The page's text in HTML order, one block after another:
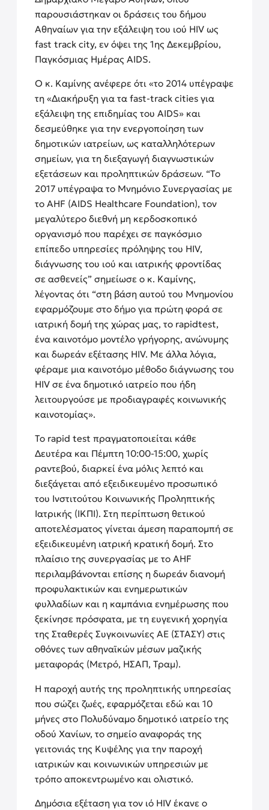
παρουσιάστηκαν οι δράσεις του δήμου
Αθηναίων για την εξάλειψη του ιού HIV ως
fast track city, εν όψει της 1ης Δεκεμβρίου,
Παγκόσμιας Ημέρας AIDS.
Ο κ. Καμίνης ανέφερε ότι «το 2014 υπέγραψε
τη «Διακήρυξη για τα fast-track cities για
εξάλειψη της επιδημίας του AIDS» και
δεσμεύθηκε για την ενεργοποίηση των
δημοτικών ιατρείων, ως καταλληλότερων
σημείων, για τη διεξαγωγή διαγνωστικών
εξετάσεων και προληπτικών δράσεων. “Το
2017 υπέγραψα το Μνημόνιο Συνεργασίας με
το AHF (AIDS Healthcare Foundation), τον
μεγαλύτερο διεθνή μη κερδοσκοπικό
οργανισμό που παρέχει σε παγκόσμιο
επίπεδο υπηρεσίες πρόληψης του HIV,
διάγνωσης του ιού και ιατρικής φροντίδας
σε ασθενείς” σημείωσε ο κ. Καμίνης,
λέγοντας ότι “στη βάση αυτού του Μνημονίου
εφαρμόζουμε στο δήμο για πρώτη φορά σε
ιατρική δομή της χώρας μας, το rapidtest,
ένα καινοτόμο μοντέλο γρήγορης, ανώνυμης
και δωρεάν εξέτασης HIV. Με άλλα λόγια,
φέραμε μια καινοτόμο μέθοδο διάγνωσης του
HIV σε ένα δημοτικό ιατρείο που ήδη
λειτουργούσε με προδιαγραφές κοινωνικής
καινοτομίας».
Το rapid test πραγματοποιείται κάθε
Δευτέρα και Πέμπτη 10:00-15:00, χωρίς
ραντεβού, διαρκεί ένα μόλις λεπτό και
διεξάγεται από εξειδικευμένο προσωπικό
του Ινστιτούτου Κοινωνικής Προληπτικής
Ιατρικής (ΙΚΠΙ). Στη περίπτωση θετικού
αποτελέσματος γίνεται άμεση παραπομπή σε
εξειδικευμένη ιατρική κρατική δομή. Στο
πλαίσιο της συνεργασίας με το AHF
περιλαμβάνονται επίσης η δωρεάν διανομή
προφυλακτικών και ενημερωτικών
φυλλαδίων και η καμπάνια ενημέρωσης που
ξεκίνησε πρόσφατα, με τη ευγενική χορηγία
της Σταθερές Συγκοινωνίες ΑΕ (ΣΤΑΣΥ) στις
οθόνες των αθηναϊκών μέσων μαζικής
μεταφοράς (Μετρό, ΗΣΑΠ, Τραμ).
Η παροχή αυτής της προληπτικής υπηρεσίας
που σώζει ζωές, εφαρμόζεται εδώ και 10
μήνες στο Πολυδύναμο δημοτικό ιατρείο της
οδού Χανίων, το σημείο αναφοράς της
γειτονιάς της Κυψέλης για την παροχή
ιατρικών και κοινωνικών υπηρεσιών με
τρόπο αποκεντρωμένο και ολιστικό.
Δημόσια εξέταση για τον ιό HIV έκανε ο